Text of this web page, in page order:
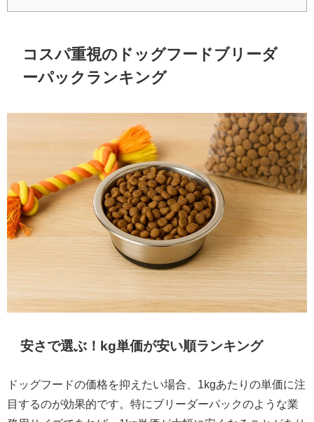
コスパ重視のドッグフードブリーダ
ーパックランキング
安さで選ぶ！kg単価が安い順ランキング
ドッグフードの価格を抑えたい場合、1kgあたりの単価に注
目するのが効果的です。特にブリーダーパックのような業